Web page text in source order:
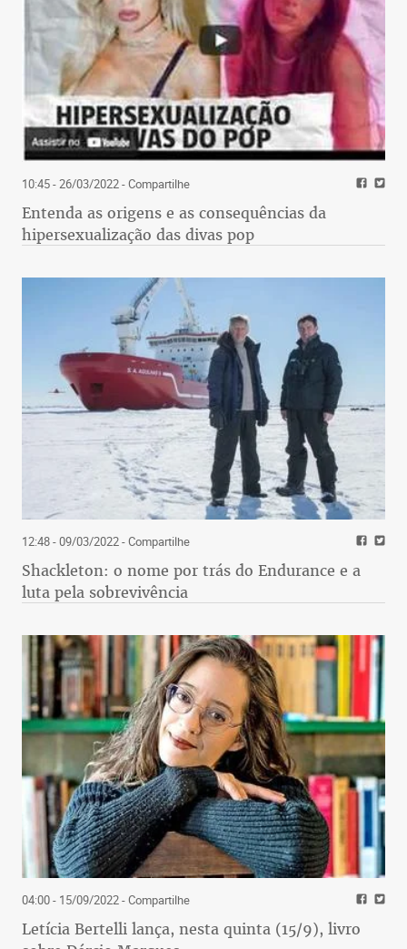
10:45 - 26/03/2022- Compartilhe
Entenda as origens e as consequências da
hipersexualização das divas pop
12:48 - 09/03/2022- Compartilhe
Shackleton: o nome por trás do Endurance e a
luta pela sobrevivência
04:00 - 15/09/2022- Compartilhe
Letícia Bertelli lança, nesta quinta (15/9), livro